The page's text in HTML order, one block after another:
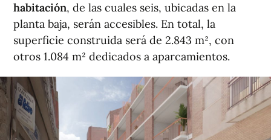
habitación, de las cuales seis, ubicadas en la
planta baja, serán accesibles. En total, la
superficie construida será de 2.843 m², con
otros 1.084 m² dedicados a aparcamientos.